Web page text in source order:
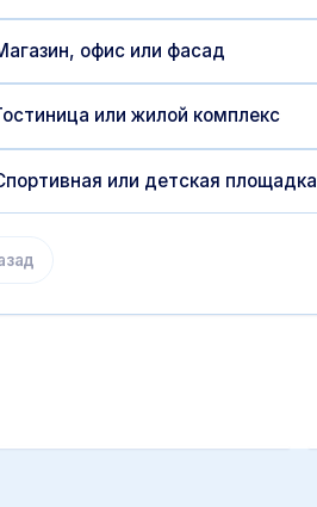
офис или фасад
или жилой комплекс
или детская площадка